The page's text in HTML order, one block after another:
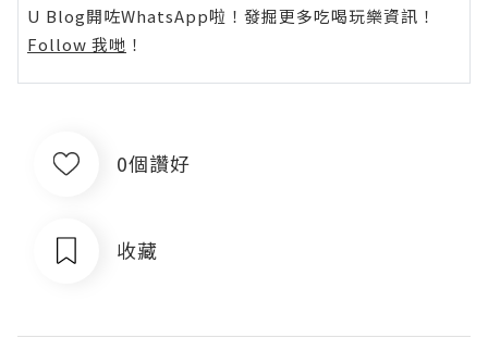
U Blog開咗WhatsApp啦！發掘更多吃喝玩樂資訊！
Follow 我哋 ！
0個讚好
收藏